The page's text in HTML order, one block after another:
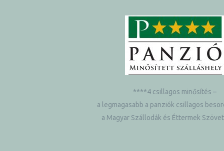
****4 csillagos minősítés –
a legmagasabb a panziók csillagos
a Magyar Szállodák és Éttermek